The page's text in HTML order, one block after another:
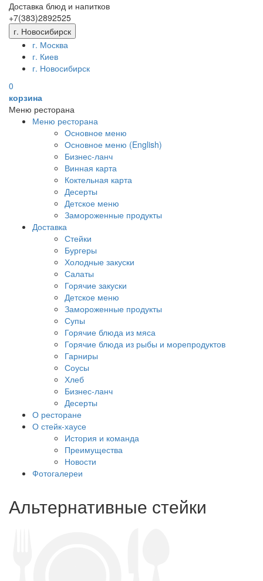
Доставка блюд и напитков
+7(383)2892525
г. Новосибирск
г. Москва
г. Киев
г. Новосибирск
0
корзина
Меню ресторана
Меню ресторана
Основное меню
Основное меню (English)
Бизнес-ланч
Винная карта
Коктельная карта
Десерты
Детское меню
Замороженные продукты
Доставка
Стейки
Бургеры
Холодные закуски
Салаты
Горячие закуски
Детское меню
Замороженные продукты
Супы
Горячие блюда из мяса
Горячие блюда из рыбы и морепродуктов
Гарниры
Соусы
Хлеб
Бизнес-ланч
Десерты
О ресторане
О стейк-хаусе
История и команда
Преимущества
Новости
Фотогалереи
Альтернативные стейки